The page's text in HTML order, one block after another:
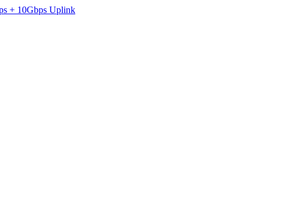
+ 10Gbps Uplink